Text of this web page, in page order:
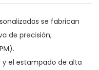
se fabrican
de precisión,
y el estampado de alta